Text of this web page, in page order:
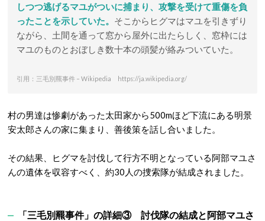
しつつ逃げるマユがついに捕まり、攻撃を受けて重傷を負
ったことを示していた。 そこからヒグマはマユを引きずり
ながら、土間を通って窓から屋外に出たらしく、窓枠には
マユのものとおぼしき数十本の頭髪が絡みついていた。
引用：三毛別羆事件 – Wikipedia https://ja.wikipedia.org/
村の男達は惨劇があった太田家から500mほど下流にある明景
安太郎さんの家に集まり、善後策を話し合いました。
その結果、ヒグマを討伐して行方不明となっている阿部マユさ
んの遺体を収容すべく、約30人の捜索隊が結成されました。
「三毛別羆事件」の詳細③ 討伐隊の結成と阿部マユさ